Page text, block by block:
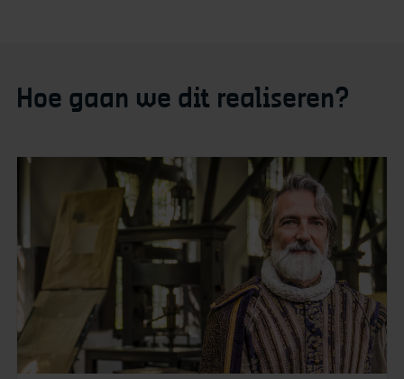
Hoe gaan we dit realiseren?